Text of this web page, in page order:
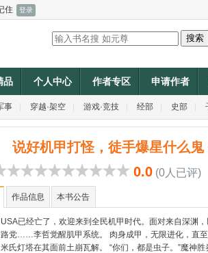
住
品 个人中心 作者专区 申请作者
事 穿越·架空 游戏·竞技 经部 史部
说好机甲打怪，徒手爆星什么鬼
0.0 (0人已评)
作品信息 本书公告
已经亡了，欢迎来到全民机甲时代。面对来自深渊
路党……李哲觉醒肌甲系统。 肉身成甲，无限进化，直
氏灯塔在其面前土崩瓦解。 “你们，都是虫子。”魔神